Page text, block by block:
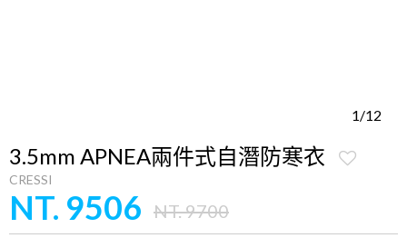
1/12
3.5mm APNEA兩件式自潛防寒衣
CRESSI
NT. 9506 NT. 9700